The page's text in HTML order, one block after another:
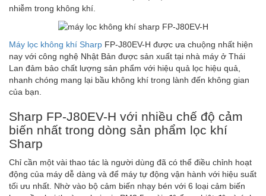
nhiễm trong không khí.
Máy lọc không khí Sharp FP-J80EV-H được ưa chuộng nhất hiện
nay với công nghệ Nhật Bản được sản xuất tại nhà máy ở Thái
Lan đảm bảo chất lượng sản phẩm với hiệu quả lọc hiệu quả,
nhanh chóng mang lại bầu không khí trong lành đến không gian
của bạn.
Sharp FP-J80EV-H với nhiều chế độ cảm
biến nhất trong dòng sản phẩm lọc khí
Sharp
Chỉ cần một vài thao tác là người dùng đã có thể điều chỉnh hoạt
động của máy dễ dàng và để máy tự động vận hành với hiệu suất
tối ưu nhất. Nhờ vào bộ cảm biến nhạy bén với 6 loại cảm biến